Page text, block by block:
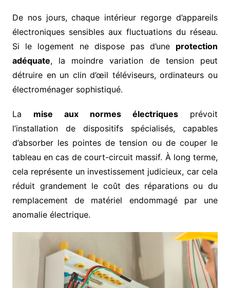
De nos jours, chaque intérieur regorge d’appareils
électroniques sensibles aux fluctuations du réseau.
Si le logement ne dispose pas d’une protection
adéquate, la moindre variation de tension peut
détruire en un clin d’œil téléviseurs, ordinateurs ou
électroménager sophistiqué.
La mise aux normes électriques prévoit
l’installation de dispositifs spécialisés, capables
d’absorber les pointes de tension ou de couper le
tableau en cas de court-circuit massif. À long terme,
cela représente un investissement judicieux, car cela
réduit grandement le coût des réparations ou du
remplacement de matériel endommagé par une
anomalie électrique.